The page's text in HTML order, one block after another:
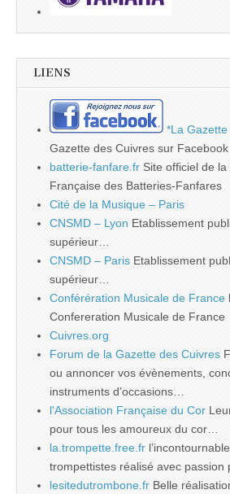
LIENS
*La
Gazette des Cuivres sur Facebook
batterie-fanfare.fr Site officiel de
Française des Batteries-Fanfares
Cité de la Musique – Paris
CNSMD – Lyon Etablissement
supérieur…
CNSMD – Paris Etablissement
supérieur…
Conférération Musicale de France
Confereration Musicale de France
Cuivres.org
Forum de la Gazette des Cuivres
ou annoncer vos évènements,
instruments d’occasions…
l'Association Française du Cor
pour tous les amoureux du cor…
la.trompette.free.fr
trompettistes réalisé avec passion
lesitedutrombone.fr Belle